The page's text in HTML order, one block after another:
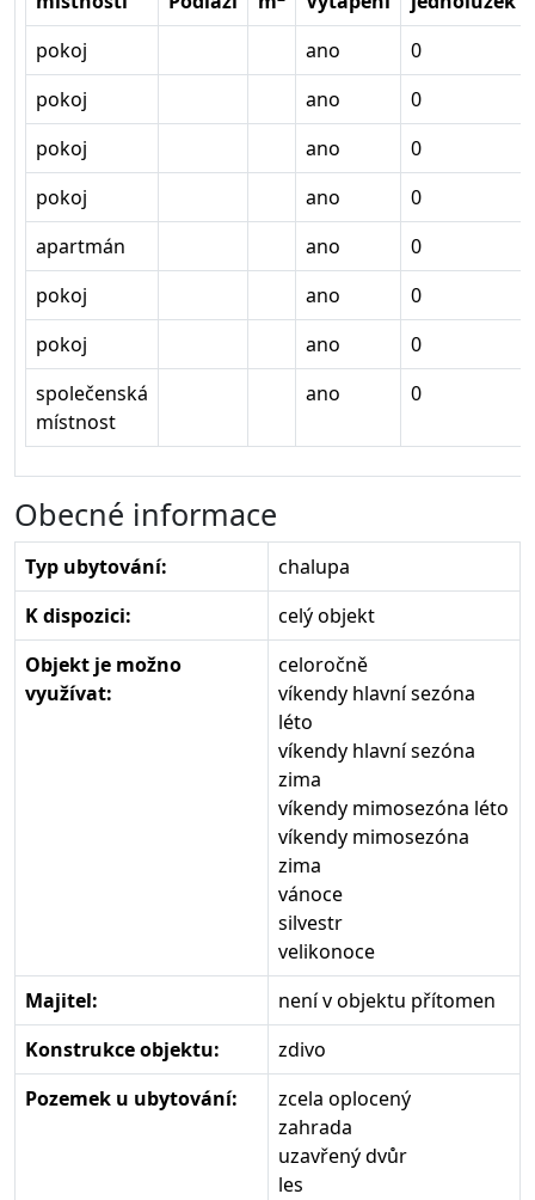
pokoj
ano
0
pokoj
ano
0
pokoj
ano
0
pokoj
ano
0
apartmán
ano
0
pokoj
ano
0
pokoj
ano
0
společenská
místnost
ano 0
Obecné informace
Typ ubytování:
chalupa
K dispozici:
celý objekt
Objekt je možno
využívat:
celoročně
víkendy hlavní sezóna
léto
víkendy hlavní sezóna
zima
víkendy mimosezóna léto
víkendy mimosezóna
zima
vánoce
silvestr
velikonoce
Majitel:
není v objektu přítomen
Konstrukce objektu:
zdivo
Pozemek u ubytování:
zcela oplocený
zahrada
uzavřený dvůr
les